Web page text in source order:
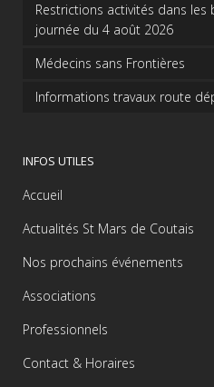
Restrictions activités dans
journée du 4 août 2026
Médecins sans Frontières
Informations travaux route
INFOS UTILES
Accueil
Actualités St Mars de Coutais
Nos prochains événements
Associations
Professionnels
Contact & Horaires